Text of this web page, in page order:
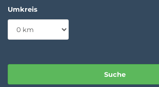
Umkreis